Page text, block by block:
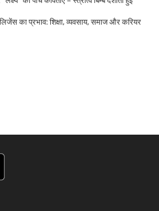
का प्रभाव: शिक्षा, व्यवसाय, समाज और करियर